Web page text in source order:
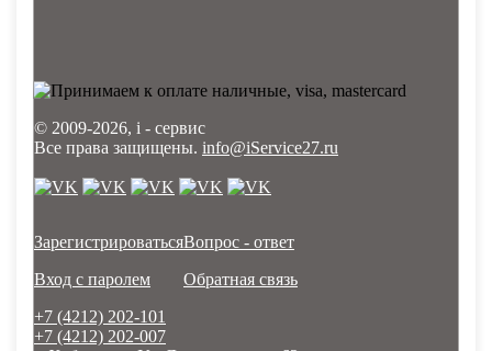
© 2009-2026, i - сервис
Все права защищены. info@iService27.ru
Зарегистрироваться
Вход с паролем
Вопрос - ответ
Обратная связь
+7 (4212) 202-101
+7 (4212) 202-007